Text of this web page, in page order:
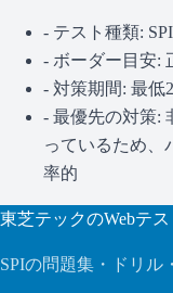
- テスト種類: SPI
- ボーダー目安:
- 対策期間: 最低
- 最優先の対策:
っているため、
率的
東芝テックのWebテ
SPIの問題集・ドリル